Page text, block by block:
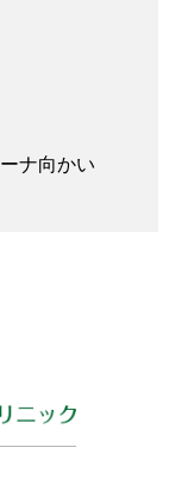
ナ向かい